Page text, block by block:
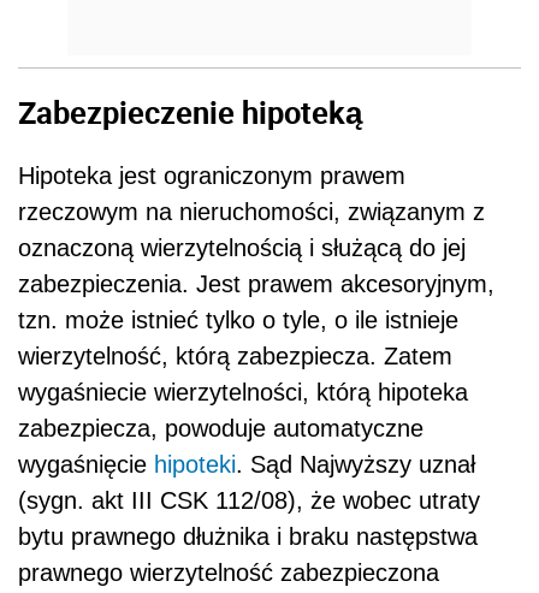
Zabezpieczenie hipoteką
Hipoteka jest ograniczonym prawem
rzeczowym na nieruchomości, związanym z
oznaczoną wierzytelnością i służącą do jej
zabezpieczenia. Jest prawem akcesoryjnym,
tzn. może istnieć tylko o tyle, o ile istnieje
wierzytelność, którą zabezpiecza. Zatem
wygaśniecie wierzytelności, którą hipoteka
zabezpiecza, powoduje automatyczne
wygaśnięcie hipoteki. Sąd Najwyższy uznał
(sygn. akt III CSK 112/08), że wobec utraty
bytu prawnego dłużnika i braku następstwa
prawnego wierzytelność zabezpieczona